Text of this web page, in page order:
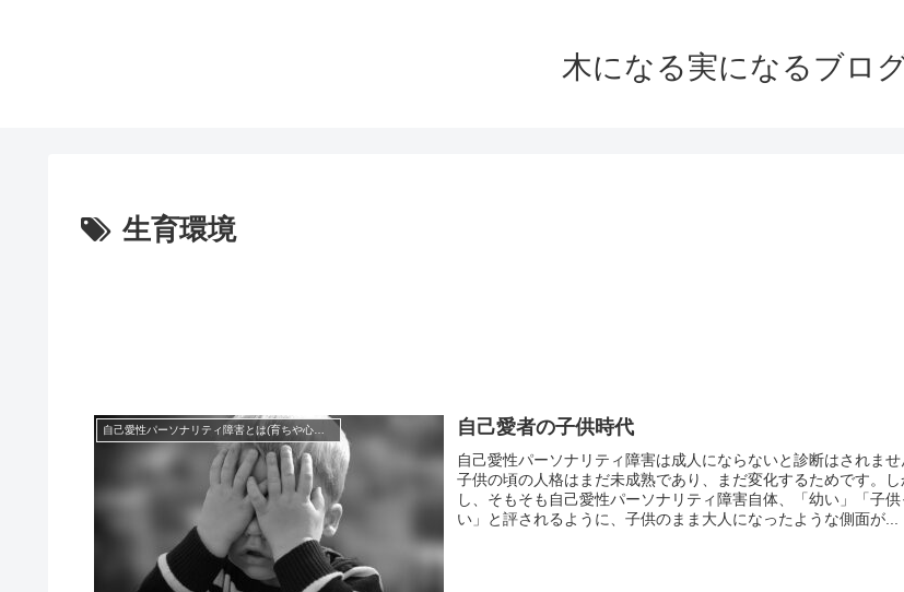
木になる実になるブロ
生育環境
自己愛者の子供時代
自己愛性パーソナリティ障害は成人にならないと診断はされませ
子供の頃の人格はまだ未成熟であり、まだ変化するためです。し
し、そもそも自己愛性パーソナリティ障害自体、「幼い」「子
い」と評されるように、子供のまま大人になったような側面が...